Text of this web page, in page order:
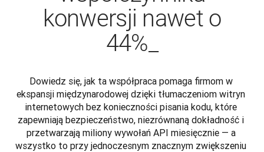
konwersji nawet o
44%_
Dowiedz się, jak ta współpraca pomaga firmom w
ekspansji międzynarodowej dzięki tłumaczeniom witryn
internetowych bez konieczności pisania kodu, które
zapewniają bezpieczeństwo, niezrównaną dokładność i
przetwarzają miliony wywołań API miesięcznie — a
wszystko to przy jednoczesnym znacznym zwiększeniu